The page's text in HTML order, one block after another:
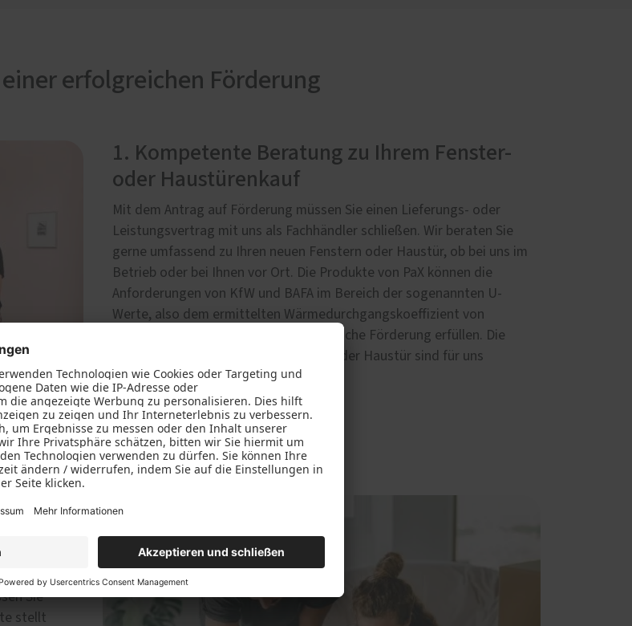
erfolgreichen Förderung
1. Kompetente Beratung zu Ihrem Fenster-
oder Haustürenkauf
Mit dem Antrag auf Förderung müssen Sie einen Lieferungs- oder
Leistungsvertrag mit uns als Fachhändler schließen. Wir beraten Sie
gerne umfassend zu Ihren neuen Fenstern oder Haustür, ob bei uns im
Betrieb oder bei Ihnen vor Ort. Die Produkte von PaX können die
Anforderungen von KfW und BAFA im Bereich der sogenannten U-
Werte, also dem ermittelten Wärmedurchgangskoeffizient von
Fenstern und Haustüren, für eine mögliche Förderung erfüllen. Die
fachgerechte Montage Ihrer Fenster oder Haustür sind für uns
selbstverständlich.
Termin vereinbaren
Sie
stellt